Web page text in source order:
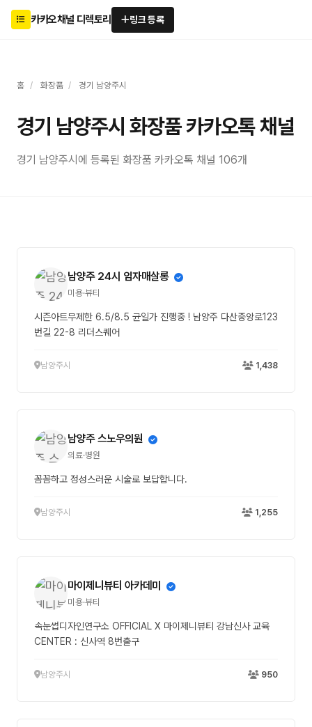
카카오채널 디렉토리 링크 등록
홈 / 화장품 / 경기 남양주시
경기 남양주시 화장품 카카오톡 채널
경기 남양주시에 등록된 화장품 카카오톡 채널 106개
남양주 24시 임자매살롱
미용·뷰티
시즌아트무제한 6.5/8.5 균일가 진행중 ! 남양주 다산중앙로123
번길 22-8 리더스퀘어
남양주시 1,438
남양주 스노우의원
의료·병원
꼼꼼하고 정성스러운 시술로 보답합니다.
남양주시 1,255
마이제니뷰티 아카데미
미용·뷰티
속눈썹디자인연구소 OFFICIAL X 마이제니뷰티 강남신사 교육
CENTER : 신사역 8번출구
남양주시 950